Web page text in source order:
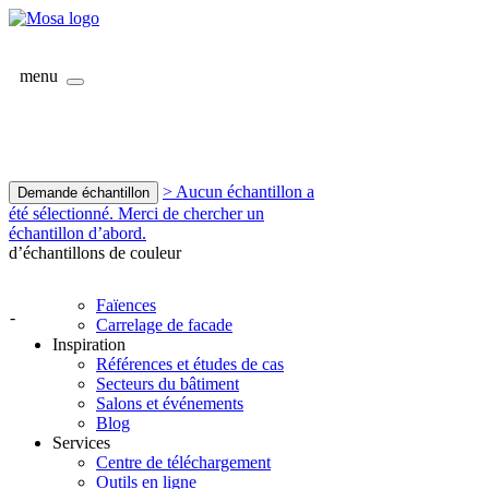
menu
Demande échantillon
> Aucun échantillon a
été sélectionné. Merci de chercher un
échantillon d’abord.
d’échantillons de couleur
-
Faïences
Carrelage de facade
Inspiration
Références et études de cas
Secteurs du bâtiment
Salons et événements
Blog
Services
Centre de téléchargement
Outils en ligne